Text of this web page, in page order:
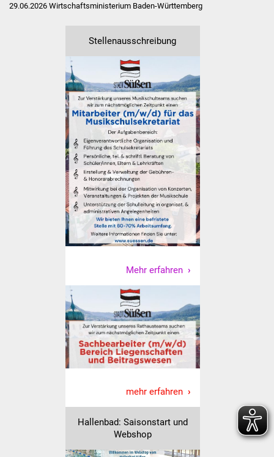
Kultur & Freizeit
Veranstaltungen
Ostermarkt
Einrichtungen
Hallenbad
Stadtbücherei
Stadtarchiv
Zehntscheuer
Bürgerhaus
Vereine und Parteien
Selbsteintrag Vereine
Sportanlagen
Tourismus
29.06.2026 Wirtschaftsministerium Baden-Württemberg
Stellenausschreibung
Mehr erfahren
mehr erfahren
Hallenbad: Saisonstart und
Webshop